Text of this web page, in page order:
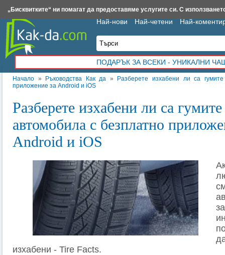
Начало » Ръководства Как да »
Разберете изхабени ли са
приложение за Android и iOS
Разберете изхабени ли са
автомобила с безплатно
Android и iOS
изхабени - Tire Facts.
Най-нови Най-четени Най-
ПОДАРЪК ЗА ВСЕКИ - УНИКАЛНИ
Insert.bg Framar.bg Kak-da.com Iztochnik.com BauBau.bg NewAge.bg
„Бисквитките“ ни помагат да предоставяме услугите си. С